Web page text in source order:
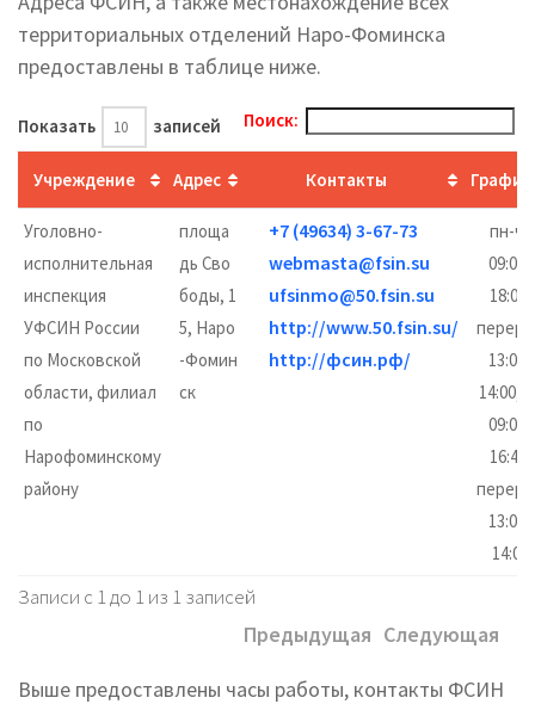
территориальных отделений Наро-Фоминска
предоставлены в таблице ниже.
Показать записей Поиск:
Учреждение Адрес Контакты График
Уголовно-
исполнительная
инспекция
УФСИН России
по Московской
области, филиал
по
Нарофоминскому
району
площа
дь Сво
боды, 1
5, Наро
-Фомин
ск
+7 (49634) 3-67-73
webmasta@fsin.su
ufsinmo@50.fsin.su
http://www.50.fsin.su/
http://фсин.рф/
пн-чт
09:00–
18:00,
13:00–
14:00,
09:00–
16:45,
13:00–
14:00
Записи с 1 до 1 из 1 записей
Предыдущая Следующая
Выше предоставлены часы работы, контакты ФСИН